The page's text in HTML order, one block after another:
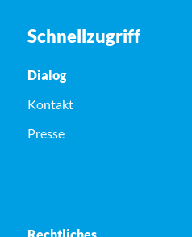
Schnellzugriff
Dialog
Kontakt
Presse